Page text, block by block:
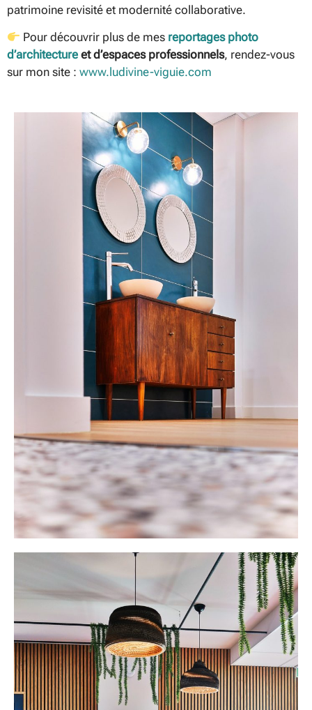
patrimoine revisité et modernité collaborative.
Pour découvrir plus de mes reportages photo
d’architecture et d’espaces professionnels, rendez-vous
sur mon site : www.ludivine-viguie.com